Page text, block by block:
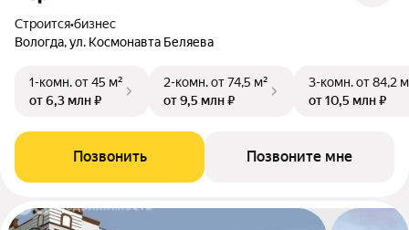
Строится•бизнес
Вологда, ул. Космонавта Беляева
1-комн.от 45 м²
от 6,3 млн ₽
2-комн.от 74,5 м²
от 9,5 млн ₽
3-комн.от 84,2
от 10,5 млн ₽
Позвонить Позвоните мне